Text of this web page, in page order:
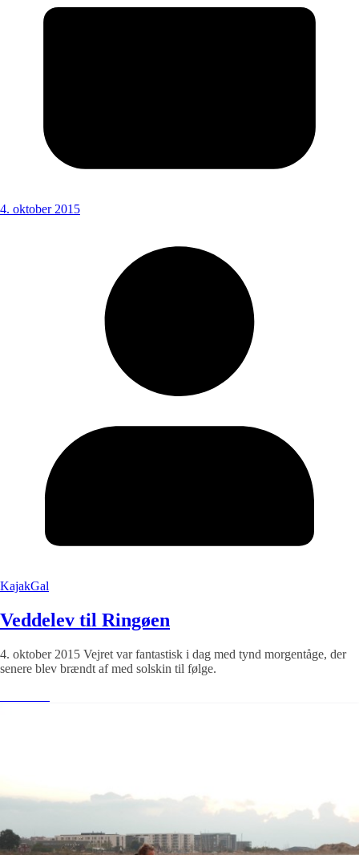
4. oktober 2015
KajakGal
Veddelev til Ringøen
4. oktober 2015 Vejret var fantastisk i dag med tynd morgentåge, der
senere blev brændt af med solskin til følge.